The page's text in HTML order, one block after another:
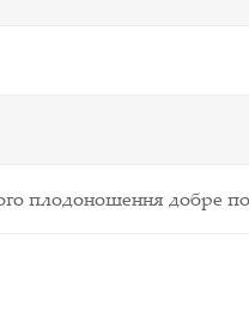
плодоношення добре